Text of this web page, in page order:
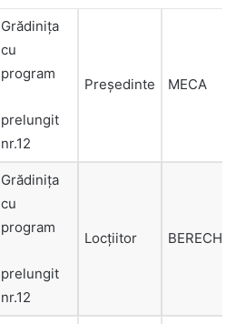
Grădiniţa
cu
program
prelungit
nr.12
Președinte MECA
Grădiniţa
cu
program
prelungit
nr.12
Locțiitor